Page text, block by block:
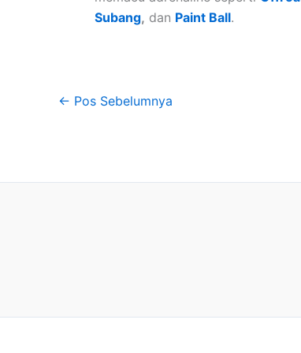
Subang, dan Paint Ball.
← Pos Sebelumnya